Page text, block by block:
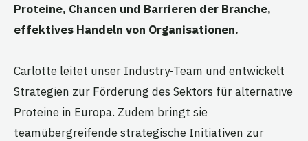
Proteine, Chancen und Barrieren der Branche,
effektives Handeln von Organisationen.
Carlotte leitet unser Industry-Team und entwickelt
Strategien zur Förderung des Sektors für alternative
Proteine in Europa. Zudem bringt sie
teamübergreifende strategische Initiativen zur